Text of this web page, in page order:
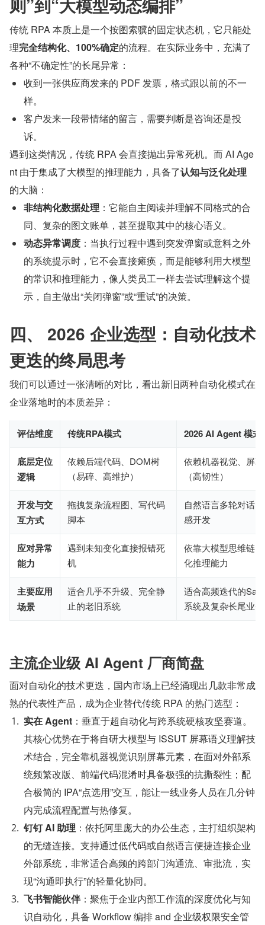
传统 RPA 本质上是一个按图索骥的固定状态机，它只能处
理完全结构化、100%确定的流程。在实际业务中，充满了
各种“不确定性”的长尾异常：
收到一张供应商发来的 PDF 发票，格式跟以前的不一
样。
客户发来一段带情绪的留言，需要判断是咨询还是投
诉。
遇到这类情况，传统 RPA 会直接抛出异常死机。而 AI Age
nt 由于集成了大模型的推理能力，具备了认知与泛化处理
的大脑：
非结构化数据处理 ：它能自主阅读并理解不同格式的合
同、复杂的图文账单，甚至提取其中的核心语义。
动态异常调度 ：当执行过程中遇到突发弹窗或意料之外
的系统提示时，它不会直接瘫痪，而是能够利用大模型
的常识和推理能力，像人类员工一样去尝试理解这个提
示，自主做出“关闭弹窗”或“重试”的决策。
四、 2026 企业选型：自动化技术
更迭的终局思考
我们可以通过一张清晰的对比，看出新旧两种自动化模式在
企业落地时的本质差异：
评估维度 传统RPA模式 2026 AI Agent 模式
底层定位
逻辑
依赖后端代码、DOM树
（易碎、高维护）
依赖机器视觉、屏
（高韧性）
开发与交
互方式
拖拽复杂流程图、写代码
脚本
自然语言多轮对话
感开发
应对异常
能力
遇到未知变化直接报错死
机
依靠大模型思维链
化推理能力
主要应用
场景
适合几乎不升级、完全静
止的老旧系统
适合高频迭代的
系统及复杂长尾业务
主流企业级 AI Agent 厂商简盘
面对自动化的技术更迭，国内市场上已经涌现出几款非常成
熟的代表性产品，成为企业替代传统 RPA 的热门选型：
实在 Agent ：垂直于超自动化与跨系统硬核攻坚赛道。
其核心优势在于将自研大模型与 ISSUT 屏幕语义理解技
术结合，完全靠机器视觉识别屏幕元素，在面对外部系
统频繁改版、前端代码混淆时具备极强的抗撕裂性；配
合极简的 IPA“点选用”交互，能让一线业务人员在几分钟
内完成流程配置与热修复。
钉钉 AI 助理 ：依托阿里庞大的办公生态，主打组织架构
的无缝连接。支持通过低代码或自然语言便捷连接企业
外部系统，非常适合高频的跨部门沟通流、审批流，实
现“沟通即执行”的轻量化协同。
飞书智能伙伴 ：聚焦于企业内部工作流的深度优化与知
识自动化，具备 Workflow 编排 and 企业级权限安全管